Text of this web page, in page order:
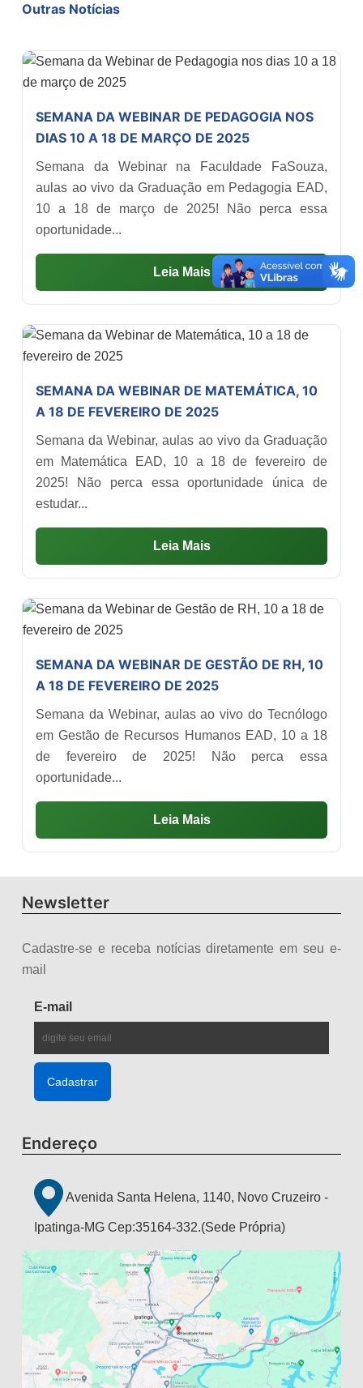
Outras Notícias
SEMANA DA WEBINAR DE PEDAGOGIA NOS
DIAS 10 A 18 DE MARÇO DE 2025
Semana da Webinar na Faculdade FaSouza,
aulas ao vivo da Graduação em Pedagogia EAD,
10 a 18 de março de 2025! Não perca essa
oportunidade...
Leia Mais
SEMANA DA WEBINAR DE MATEMÁTICA, 10
A 18 DE FEVEREIRO DE 2025
Semana da Webinar, aulas ao vivo da Graduação
em Matemática EAD, 10 a 18 de fevereiro de
2025! Não perca essa oportunidade única de
estudar...
Leia Mais
SEMANA DA WEBINAR DE GESTÃO DE RH, 10
A 18 DE FEVEREIRO DE 2025
Semana da Webinar, aulas ao vivo do Tecnólogo
em Gestão de Recursos Humanos EAD, 10 a 18
de fevereiro de 2025! Não perca essa
oportunidade...
Leia Mais
Newsletter
Cadastre-se e receba notícias diretamente em seu e-
mail
E-mail
Endereço
Avenida Santa Helena, 1140, Novo Cruzeiro -
Ipatinga-MG Cep:35164-332.(Sede Própria)